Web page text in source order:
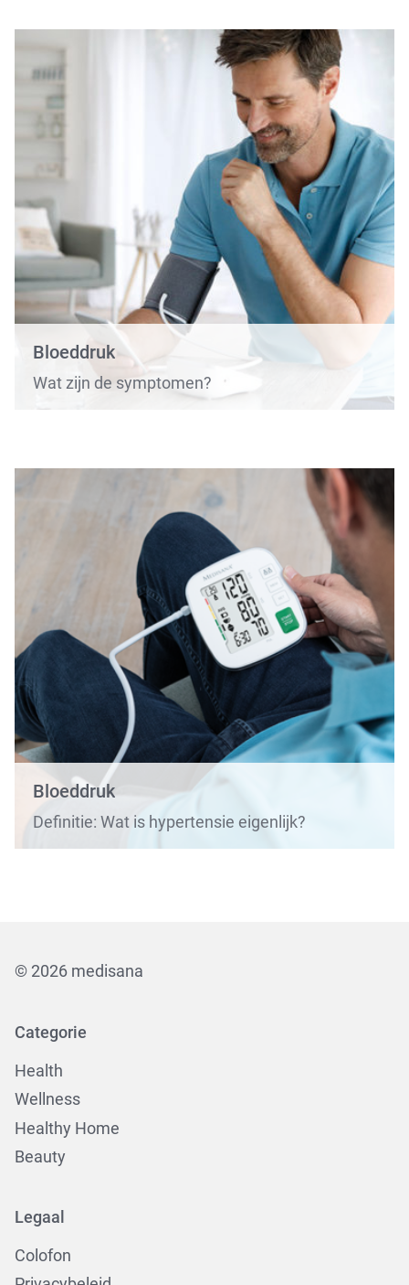
Bloeddruk
Wat zijn de symptomen?
Bloeddruk
Definitie: Wat is hypertensie eigenlijk?
© 2026 medisana
Categorie
Health
Wellness
Healthy Home
Beauty
Legaal
Colofon